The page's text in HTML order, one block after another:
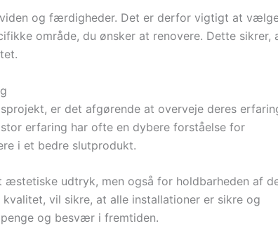
og færdigheder. Det er derfor vigtigt at
område, du ønsker at renovere. Dette sikrer,
er det afgørende at overveje deres
erfaring har ofte en dybere forståelse for
i et bedre slutprodukt.
udtryk, men også for holdbarheden af
vil sikre, at alle installationer er sikre og
og besvær i fremtiden.